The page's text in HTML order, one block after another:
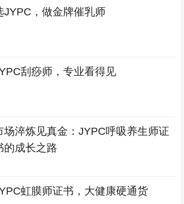
JYPC，做金牌催乳师
刮痧师，专业看得见
场淬炼见真金：JYPC呼吸养生师证
的成长之路
虹膜师证书，大健康硬通货